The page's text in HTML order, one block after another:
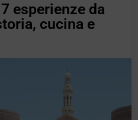
esperienze da
cucina e